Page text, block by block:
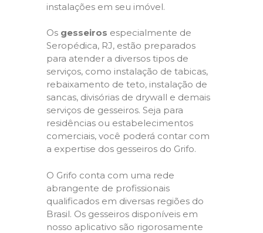
instalações em seu imóvel.
Os gesseiros especialmente de
Seropédica, RJ, estão preparados
para atender a diversos tipos de
serviços, como instalação de tabicas,
rebaixamento de teto, instalação de
sancas, divisórias de drywall e demais
serviços de gesseiros. Seja para
residências ou estabelecimentos
comerciais, você poderá contar com
a expertise dos gesseiros do Grifo.
O Grifo conta com uma rede
abrangente de profissionais
qualificados em diversas regiões do
Brasil. Os gesseiros disponíveis em
nosso aplicativo são rigorosamente